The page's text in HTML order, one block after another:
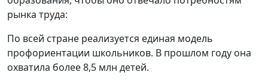
рынка труда:
По всей стране реализуется единая модель
профориентации школьников. В прошлом году она
охватила более 8,5 млн детей.